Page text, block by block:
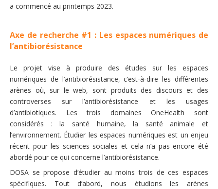
a commencé au printemps 2023.
Axe de recherche #1 : Les espaces numériques de
l’antibiorésistance
Le projet vise à produire des études sur les espaces
numériques de l’antibiorésistance, c’est-à-dire les différentes
arènes où, sur le web, sont produits des discours et des
controverses sur l’antibiorésistance et les usages
d’antibiotiques. Les trois domaines OneHealth sont
considérés : la santé humaine, la santé animale et
l’environnement. Étudier les espaces numériques est un enjeu
récent pour les sciences sociales et cela n’a pas encore été
abordé pour ce qui concerne l’antibiorésistance.
DOSA se propose d’étudier au moins trois de ces espaces
spécifiques. Tout d’abord, nous étudions les arènes